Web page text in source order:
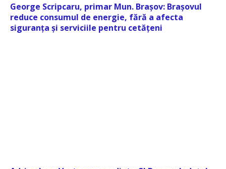
George Scripcaru, primar Mun. Brașov: Brașovul
reduce consumul de energie, fără a afecta
siguranța și serviciile pentru cetățeni